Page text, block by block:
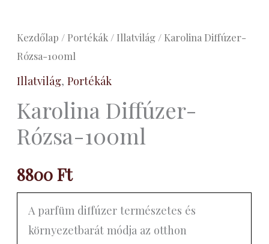
Kezdőlap / Portékák / Illatvilág / Karolina Diffúzer-
Rózsa-100ml
Illatvilág,Portékák
Karolina Diffúzer-
Rózsa-100ml
8800Ft
A parfüm diffúzer természetes és
környezetbarát módja az otthon